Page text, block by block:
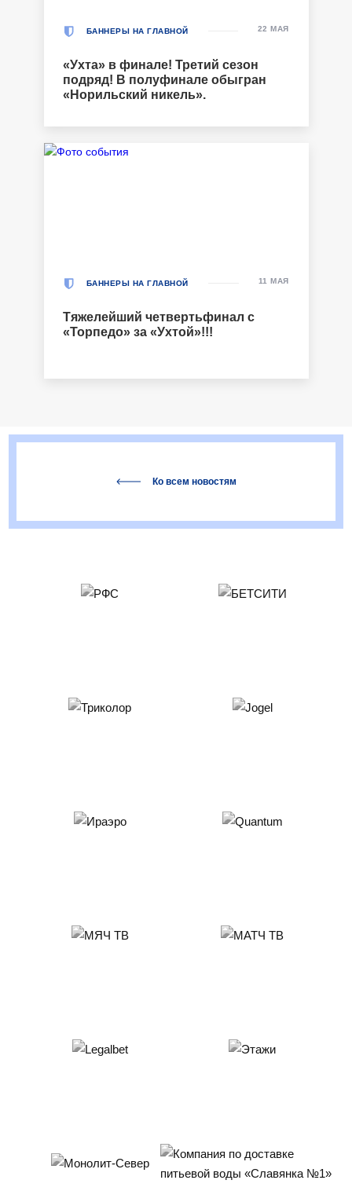
БАННЕРЫ НА ГЛАВНОЙ
«Ухта» в финале! Третий сезон
подряд! В полуфинале обыгран
«Норильский никель».
22 МАЯ
БАННЕРЫ НА ГЛАВНОЙ
Тяжелейший четвертьфинал с
«Торпедо» за «Ухтой»!!!
11 МАЯ
Ко всем новостям